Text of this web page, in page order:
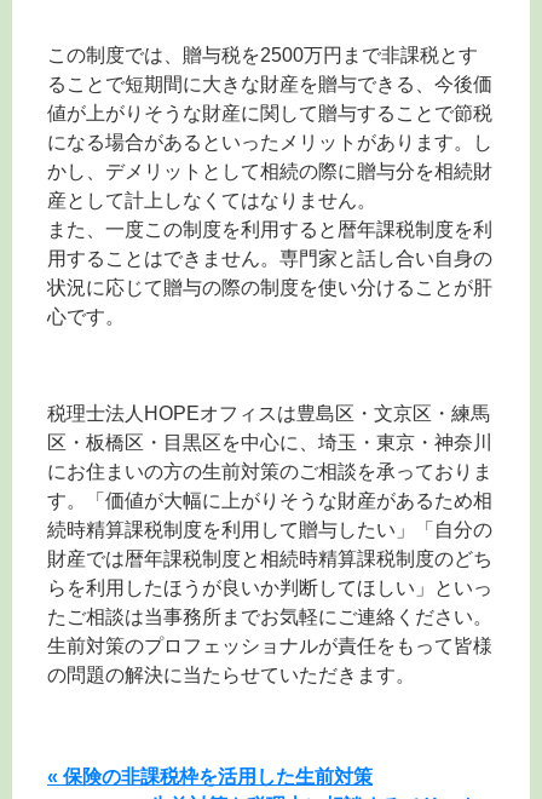
この制度では、贈与税を2500万円まで非課税とす
ることで短期間に大きな財産を贈与できる、今後価
値が上がりそうな財産に関して贈与することで節税
になる場合があるといったメリットがあります。し
かし、デメリットとして相続の際に贈与分を相続財
産として計上しなくてはなりません。
また、一度この制度を利用すると暦年課税制度を利
用することはできません。専門家と話し合い自身の
状況に応じて贈与の際の制度を使い分けることが肝
心です。
税理士法人HOPEオフィスは豊島区・文京区・練馬
区・板橋区・目黒区を中心に、埼玉・東京・神奈川
にお住まいの方の生前対策のご相談を承っておりま
す。「価値が大幅に上がりそうな財産があるため相
続時精算課税制度を利用して贈与したい」「自分の
財産では暦年課税制度と相続時精算課税制度のどち
らを利用したほうが良いか判断してほしい」といっ
たご相談は当事務所までお気軽にご連絡ください。
生前対策のプロフェッショナルが責任をもって皆様
の問題の解決に当たらせていただきます。
« 保険の非課税枠を活用した生前対策